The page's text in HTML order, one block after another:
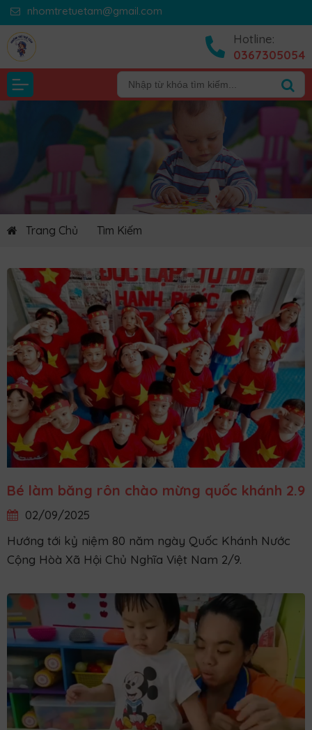
nhomtretuetam@gmail.com
Hotline:
0367305054
Trang Chủ Tìm Kiếm
Bé làm băng rôn chào mừng quốc khánh 2.9
02/09/2025
Hướng tới kỷ niệm 80 năm ngày Quốc Khánh Nước
Cộng Hòà Xã Hội Chủ Nghĩa Việt Nam 2/9.